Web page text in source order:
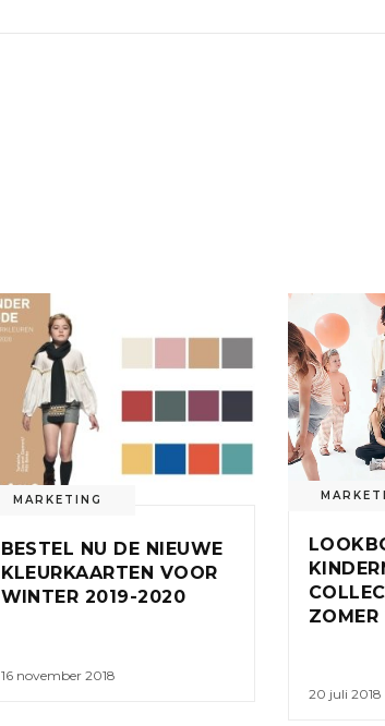
MARKETING
BESTEL NU DE NIEUWE
KLEURKAARTEN VOOR
WINTER 2019-2020
16 november 2018
ZOMER
20 juli 2018